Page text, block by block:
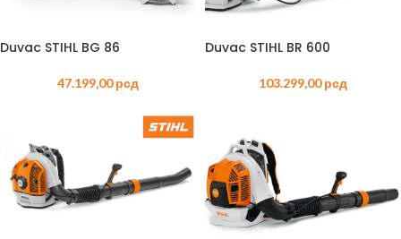
Duvac STIHL BG 86
47.199,00рсд
Duvac STIHL BR 600
103.299,00рсд